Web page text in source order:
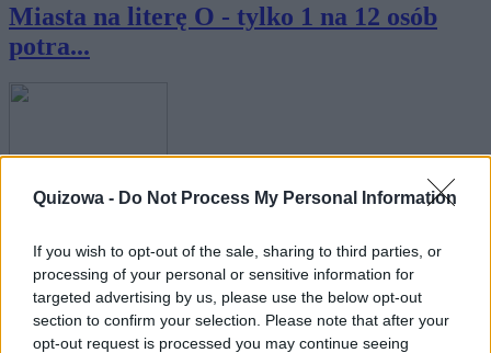
Quizowa - Do Not Process My Personal Information
If you wish to opt-out of the sale, sharing to third parties, or
processing of your personal or sensitive information for
targeted advertising by us, please use the below opt-out
section to confirm your selection. Please note that after your
opt-out request is processed you may continue seeing
Miasta na literę O - tylko 1 na 12 osób
potra...
Geografia
Miasta na literę P - tylko 1 na 12 osób
potra...